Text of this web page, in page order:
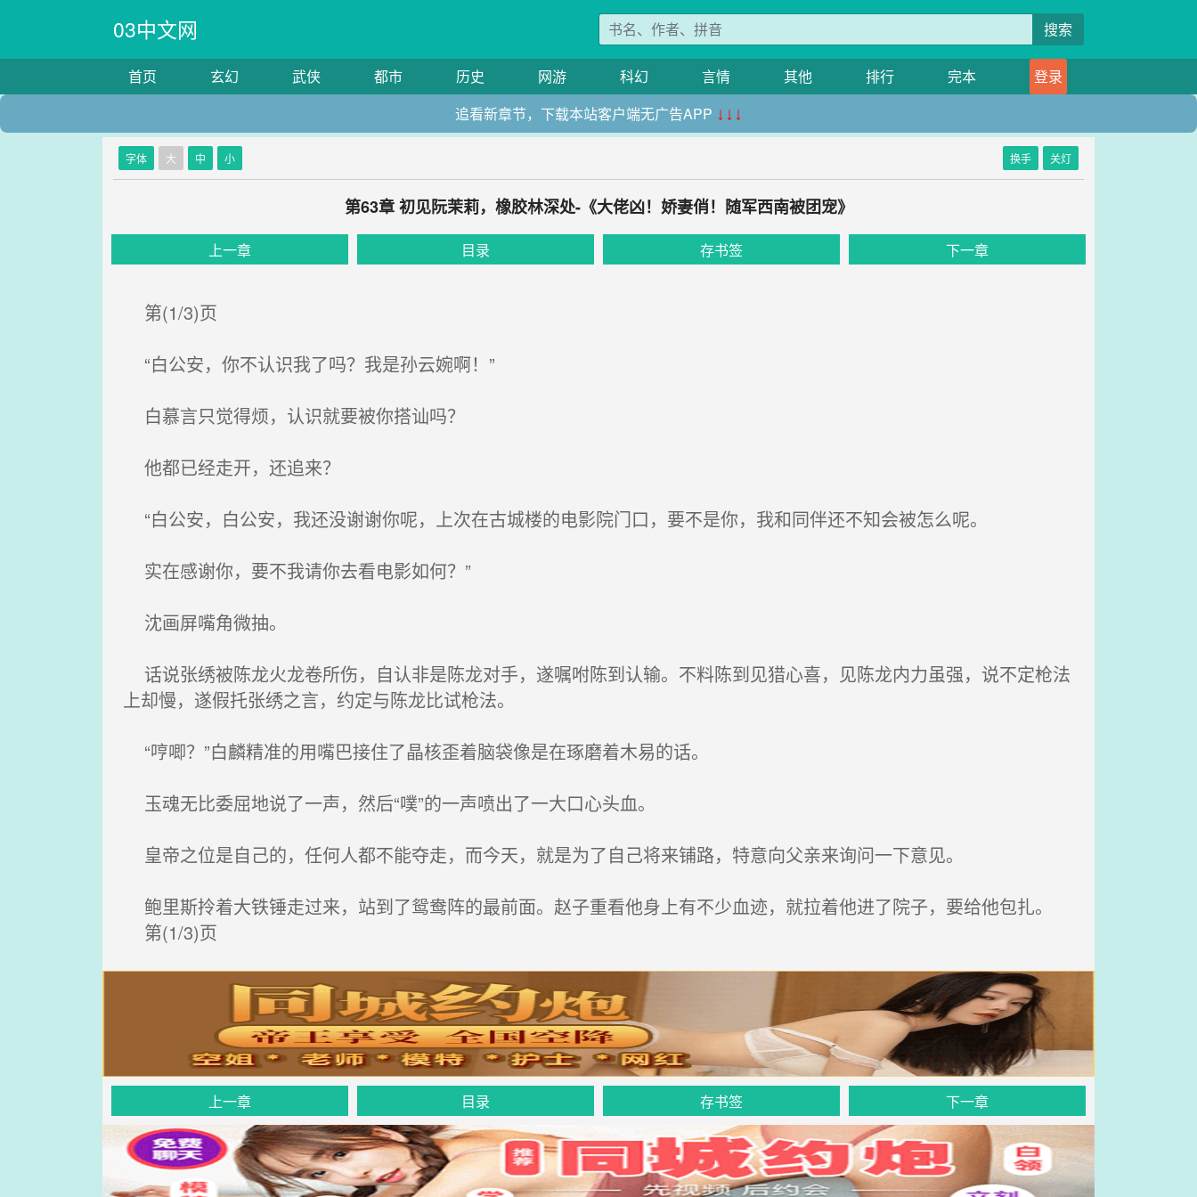
03中文网 搜索
首页 玄幻 武侠 都市 历史 网游 科幻 言情 其他 排行 完本
登录
追看新章节，下载本站客户端无广告APP ↓↓↓
字体 大 中 小 换手 关灯
第63章 初见阮茉莉，橡胶林深处-《大佬凶！娇妻俏！随军西南被团宠》
上一章 目录 存书签 下一章
第(1/3)页
“白公安，你不认识我了吗？我是孙云婉啊！”
白慕言只觉得烦，认识就要被你搭讪吗？
他都已经走开，还追来？
“白公安，白公安，我还没谢谢你呢，上次在古城楼的电影院门口，要不是你，我和同伴还不知会被怎么呢。
实在感谢你，要不我请你去看电影如何？”
沈画屏嘴角微抽。
话说张绣被陈龙火龙卷所伤，自认非是陈龙对手，遂嘱咐陈到认输。不料陈到见猎心喜，见陈龙内力虽强，说不定枪法
上却慢，遂假托张绣之言，约定与陈龙比试枪法。
“哼唧？”白麟精准的用嘴巴接住了晶核歪着脑袋像是在琢磨着木易的话。
玉魂无比委屈地说了一声，然后“噗”的一声喷出了一大口心头血。
皇帝之位是自己的，任何人都不能夺走，而今天，就是为了自己将来铺路，特意向父亲来询问一下意见。
鲍里斯拎着大铁锤走过来，站到了鸳鸯阵的最前面。赵子重看他身上有不少血迹，就拉着他进了院子，要给他包扎。
第(1/3)页
上一章 目录 存书签 下一章